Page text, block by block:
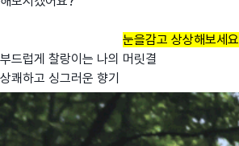
눈을감고 상상해보세요
부드럽게 찰랑이는 나의 머릿결
상쾌하고 싱그러운 향기